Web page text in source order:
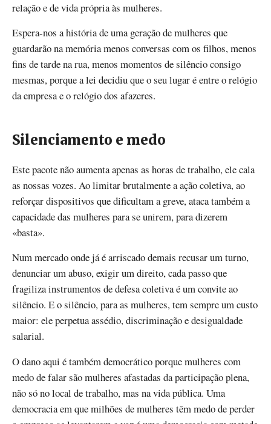
relação e de vida própria às mulheres.
Espera-nos a história de uma geração de mulheres que
guardarão na memória menos conversas com os filhos, menos
fins de tarde na rua, menos momentos de silêncio consigo
mesmas, porque a lei decidiu que o seu lugar é entre o relógio
da empresa e o relógio dos afazeres.
Silenciamento e medo
Este pacote não aumenta apenas as horas de trabalho, ele cala
as nossas vozes. Ao limitar brutalmente a ação coletiva, ao
reforçar dispositivos que dificultam a greve, ataca também a
capacidade das mulheres para se unirem, para dizerem
«basta».
Num mercado onde já é arriscado demais recusar um turno,
denunciar um abuso, exigir um direito, cada passo que
fragiliza instrumentos de defesa coletiva é um convite ao
silêncio. E o silêncio, para as mulheres, tem sempre um custo
maior: ele perpetua assédio, discriminação e desigualdade
salarial.
O dano aqui é também democrático porque mulheres com
medo de falar são mulheres afastadas da participação plena,
não só no local de trabalho, mas na vida pública. Uma
democracia em que milhões de mulheres têm medo de perder